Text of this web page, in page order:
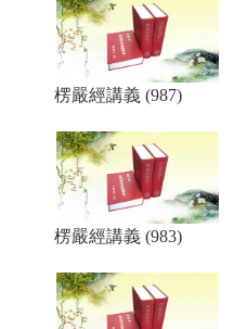
楞嚴經講義 (987)
楞嚴經講義 (983)